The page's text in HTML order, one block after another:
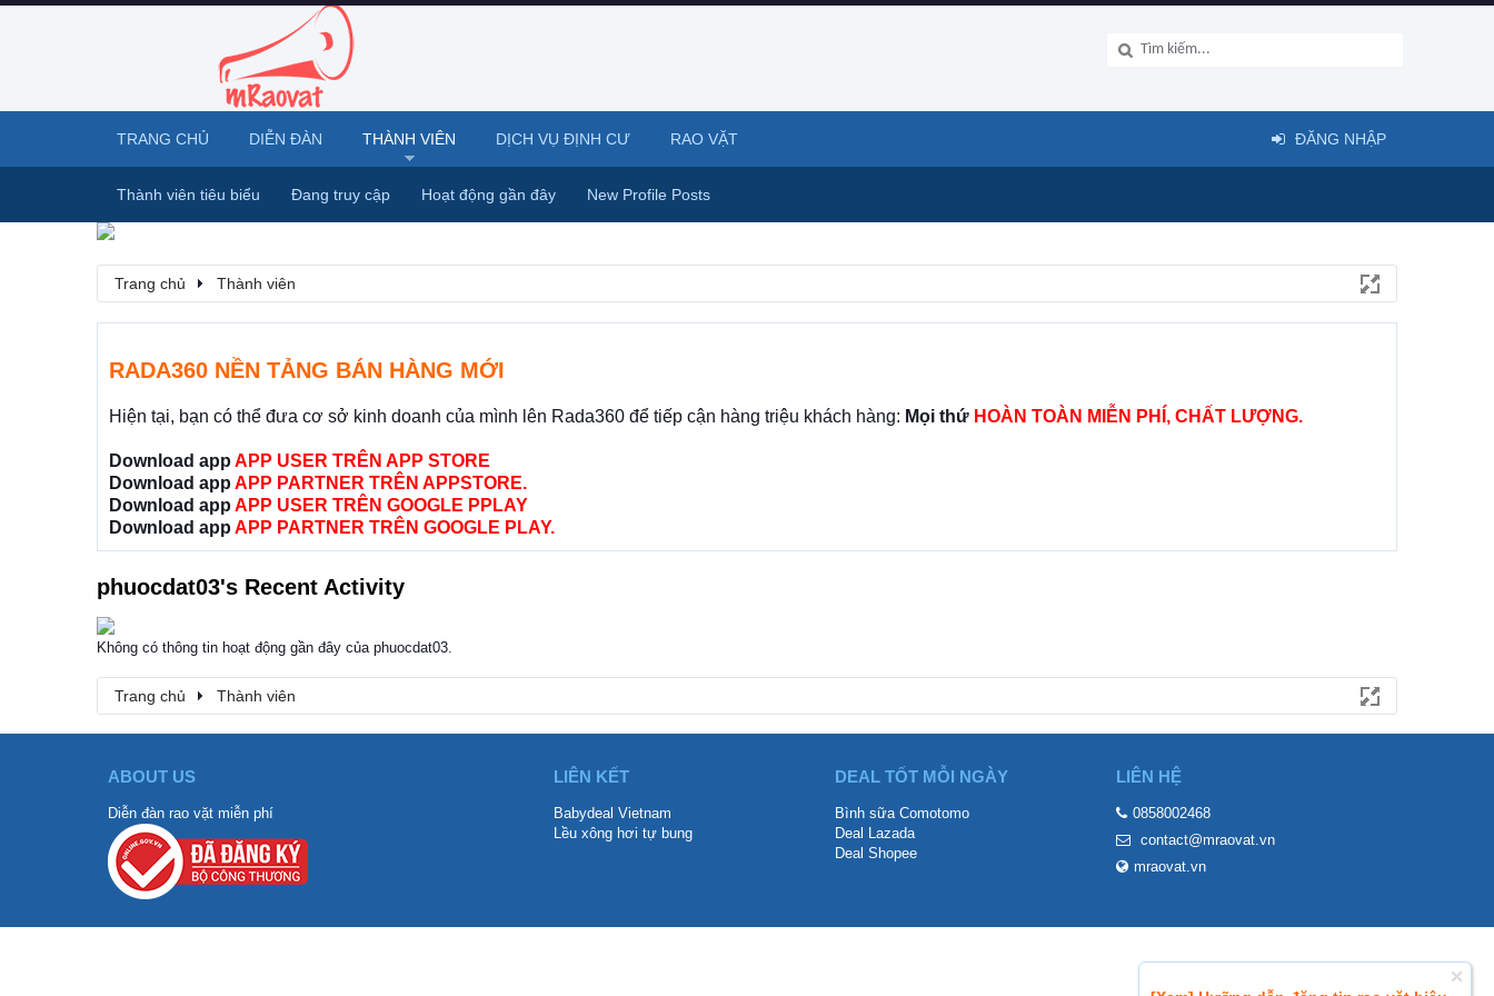
Trang chủ Thành viên
RADA360 NỀN TẢNG BÁN HÀNG MỚI
Hiện tại, bạn có thể đưa cơ sở kinh doanh của mình lên Rada360 để tiếp cận hàng triệu khách hàng: Mọi thứ HOÀN TOÀN MIỄN PHÍ, CHẤT LƯỢNG.
Download app APP USER TRÊN APP STORE
Download app APP PARTNER TRÊN APPSTORE.
Download app APP USER TRÊN GOOGLE PPLAY
Download app APP PARTNER TRÊN GOOGLE PLAY.
phuocdat03's Recent Activity
Không có thông tin hoạt động gần đây của phuocdat03.
Trang chủ Thành viên
TRANG CHỦ DIỄN ĐÀN THÀNH VIÊN
Thành viên tiêu biểu Đang truy cập Hoạt động gần đây New Profile Posts
DỊCH VỤ ĐỊNH CƯ RAO VẶT ĐĂNG NHẬP
ABOUT US
Diễn đàn rao vặt miễn phí
LIÊN KẾT
Babydeal Vietnam
Lều xông hơi tự bung
DEAL TỐT MỖI NGÀY
Bình sữa Comotomo
Deal Lazada
Deal Shopee
LIÊN HỆ
0858002468
contact@mraovat.vn
mraovat.vn